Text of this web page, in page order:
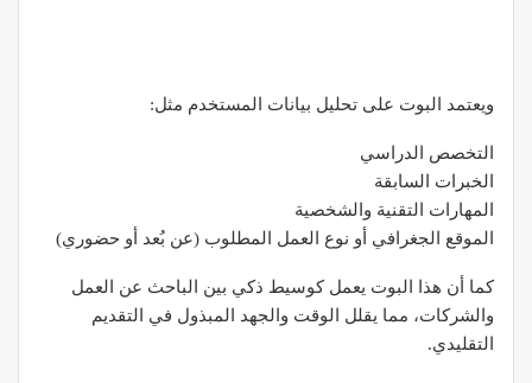
ويعتمد البوت على تحليل بيانات المستخدم مثل:
التخصص الدراسي
الخبرات السابقة
المهارات التقنية والشخصية
الموقع الجغرافي أو نوع العمل المطلوب (عن بُعد أو حضوري)
كما أن هذا البوت يعمل كوسيط ذكي بين الباحث عن العمل
والشركات، مما يقلل الوقت والجهد المبذول في التقديم
التقليدي.